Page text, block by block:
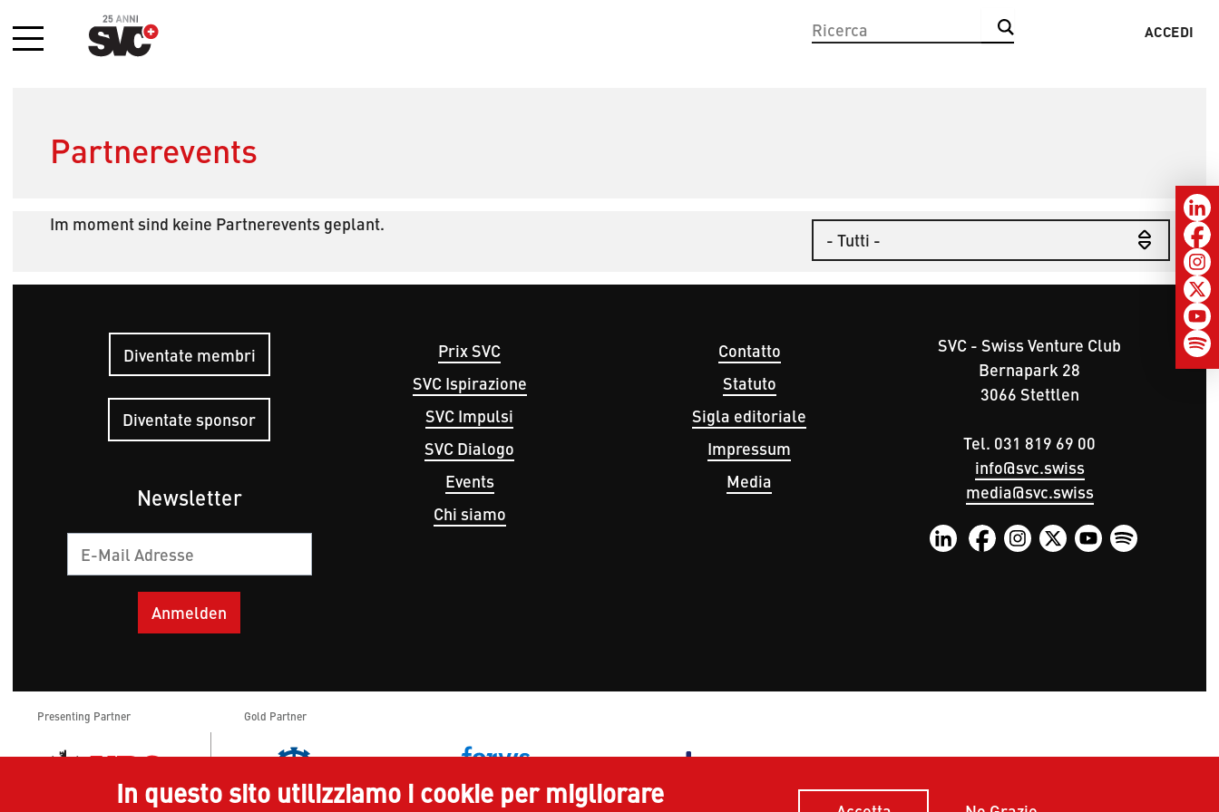
Menu Ricerca ACCEDI
Partnerevents
Region
1
Im moment sind keine Partnerevents geplant.
Diventate membri
Diventate sponsor
Newsletter
mail
Hauptnavigation
Prix SVC
SVC Ispirazione
SVC Impulsi
SVC Dialogo
Events
Chi siamo
Fußbereichsmenü
Contatto
Statuto
Sigla editoriale
Impressum
Media
SVC - Swiss Venture Club
Bernapark 28
3066 Stettlen
Tel. 031 819 69 00
info@svc.swiss
media@svc.swiss
Presenting Partner Gold Partner
In questo sito utilizziamo i cookie per migliorare